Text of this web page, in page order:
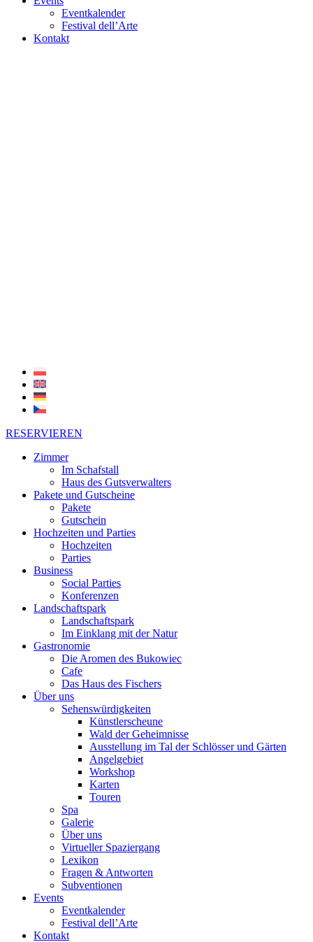
Eventkalender
Festival dell’Arte
Kontakt
RESERVIEREN
Zimmer
Im Schafstall
Haus des Gutsverwalters
Pakete und Gutscheine
Pakete
Gutschein
Hochzeiten und Parties
Hochzeiten
Parties
Business
Social Parties
Konferenzen
Landschaftspark
Landschaftspark
Im Einklang mit der Natur
Gastronomie
Die Aromen des Bukowiec
Cafe
Das Haus des Fischers
Über uns
Sehenswürdigkeiten
Künstlerscheune
Wald der Geheimnisse
Ausstellung im Tal der Schlösser und Gärten
Angelgebiet
Workshop
Karten
Touren
Spa
Galerie
Über uns
Virtueller Spaziergang
Lexikon
Fragen & Antworten
Subventionen
Events
Eventkalender
Festival dell’Arte
Kontakt